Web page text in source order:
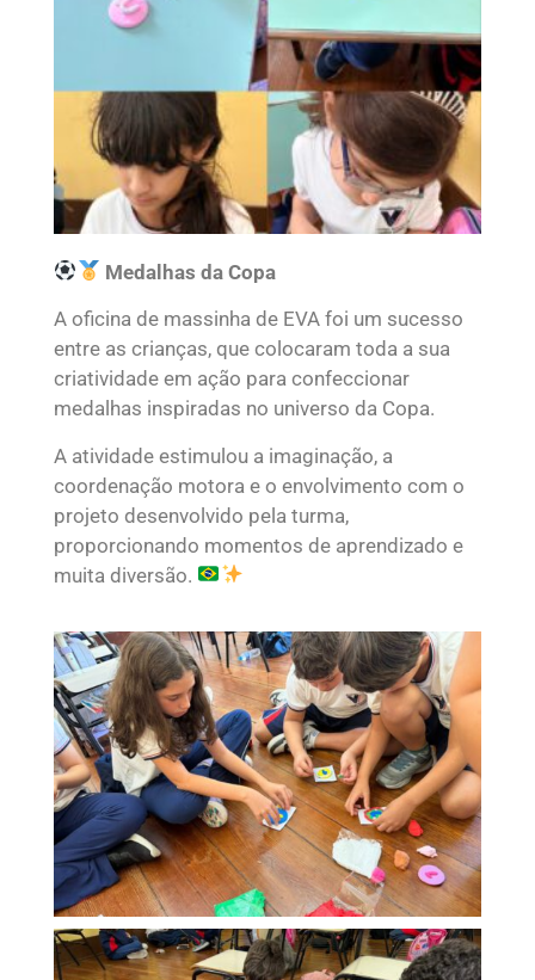
Medalhas da Copa
A oficina de massinha de EVA foi um sucesso
entre as crianças, que colocaram toda a sua
criatividade em ação para confeccionar
medalhas inspiradas no universo da Copa.
A atividade estimulou a imaginação, a
coordenação motora e o envolvimento com o
projeto desenvolvido pela turma,
proporcionando momentos de aprendizado e
muita diversão.